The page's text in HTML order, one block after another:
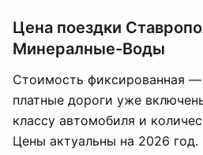
Цена поездки
Минералные-Воды
Стоимость фиксированная
платные дороги уже
классу автомобиля и
Цены актуальны на 2026 год.